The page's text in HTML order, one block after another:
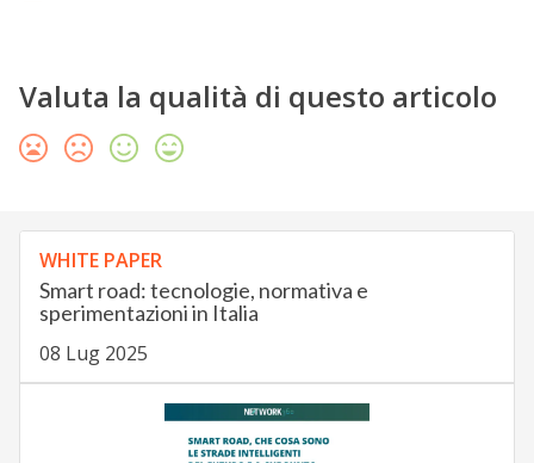
Valuta la qualità di questo articolo
WHITE PAPER
Smart road: tecnologie, normativa e
sperimentazioni in Italia
08 Lug 2025